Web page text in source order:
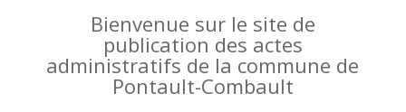
Bienvenue sur le site de
publication des actes
administratifs de la commune de
Pontault-Combault